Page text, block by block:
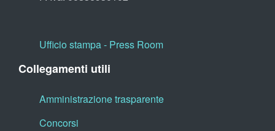
Ufficio stampa - Press Room
Collegamenti utili
Amministrazione trasparente
Concorsi